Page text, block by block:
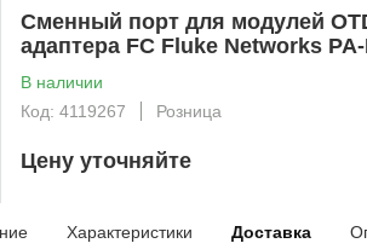
Сменный порт для модулей
адаптера FC Fluke Networks
В наличии
Код: 4119267
Розница
Цену уточняйте
Характеристики Доставка